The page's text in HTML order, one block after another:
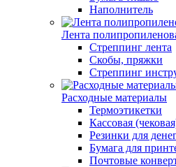
Наполнитель
Лента
Стреппинг лента
Скобы, пряжки
Стреппинг
Расходные материалы
Термоэтикетки
Кассовая
Резинки для
Бумага для
Почтовые